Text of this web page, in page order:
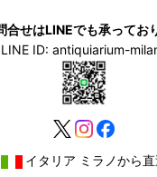
合せはLINEでも承ってお
LINE ID: antiquiarium-
イタリア ミラノから直